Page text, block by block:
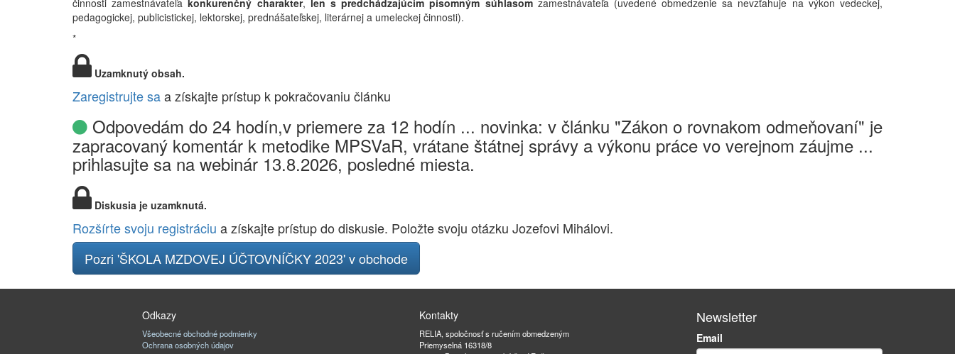
činnosti zamestnávateľakonkurenčný charakter, len s predchádzajúcim písomným súhlasomzamestnávateľa (uvedené obmedzenie sa nevzťahuje na výkon vedeckej,
pedagogickej, publicistickej, lektorskej, prednášateľskej, literárnej a umeleckej činnosti).
*
Uzamknutý obsah.
Zaregistrujte saa získajte prístup k pokračovaniu článku
Odpovedám do 24 hodín,v priemere za 12 hodín ... novinka: v článku "Zákon o rovnakom odmeňovaní" je
zapracovaný komentár k metodike MPSVaR, vrátane štátnej správy a výkonu práce vo verejnom záujme ...
prihlasujte sa na webinár 13.8.2026, posledné miesta.
Diskusia je uzamknutá.
Rozšírte svoju registráciu a získajte prístup do diskusie. Položte svoju otázku Jozefovi Mihálovi.
Pozri 'ŠKOLA MZDOVEJ ÚČTOVNÍČKY 2023' v obchode
Odkazy
Všeobecné obchodné podmienky
Ochrana osobných údajov
Kontakty
RELIA, spoločnosť s ručením obmedzeným
Priemyselná 16318/8
Newsletter
Email